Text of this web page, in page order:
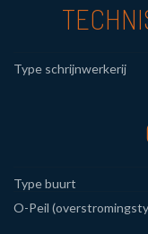
Type schrijnwerkerij
Type buurt
O-Peil